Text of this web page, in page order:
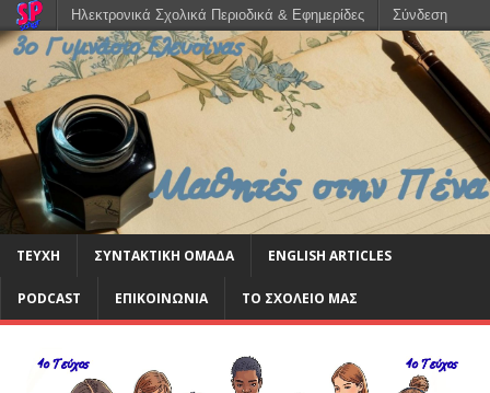
ΤΕΥΧΗ ΣΥΝΤΑΚΤΙΚΗ ΟΜΑΔΑ ENGLISH ARTICLES
PODCAST ΕΠΙΚΟΙΝΩΝΙΑ ΤΟ ΣΧΟΛΕΙΟ ΜΑΣ
Ηλεκτρονικά Σχολικά Περιοδικά & Εφημερίδες Σύνδεση